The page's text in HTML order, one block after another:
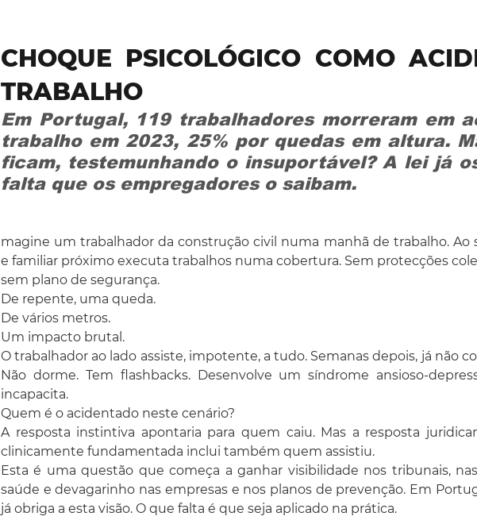
CHOQUE PSICOLÓGICO COMO
TRABALHO
Em Portugal, 119 trabalhadores morreram em
trabalho em 2023, 25% por quedas em altura.
ficam, testemunhando o insuportável? A lei já
falta que os empregadores o saibam.
magine um trabalhador da construção civil numa manhã de trabalho. Ao
e familiar próximo executa trabalhos numa cobertura. Sem protecções
sem plano de segurança.
De repente, uma queda.
De vários metros.
Um impacto brutal.
O trabalhador ao lado assiste, impotente, a tudo. Semanas depois, já não
Não dorme. Tem flashbacks. Desenvolve um síndrome ansioso-
incapacita.
Quem é o acidentado neste cenário?
A resposta instintiva apontaria para quem caiu. Mas a resposta
clinicamente fundamentada inclui também quem assistiu.
Esta é uma questão que começa a ganhar visibilidade nos tribunais,
saúde e devagarinho nas empresas e nos planos de prevenção. Em
já obriga a esta visão. O que falta é que seja aplicado na prática.